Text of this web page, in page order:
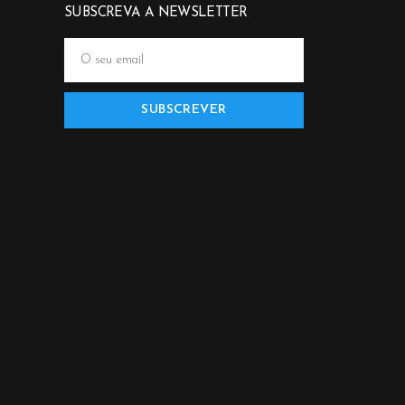
SUBSCREVA A NEWSLETTER
SUBSCREVER